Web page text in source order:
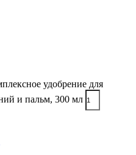
удобрение для
и пальм, 300 мл